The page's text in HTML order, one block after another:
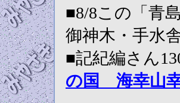
■8/8この「青
御神木・手水
■記紀編さん
の国 海幸山